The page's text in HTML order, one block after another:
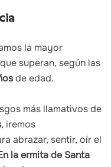
la mayor
superan, según las
de edad.
más llamativos de
, iremos
abrazar, sentir, oír el
la ermita de Santa